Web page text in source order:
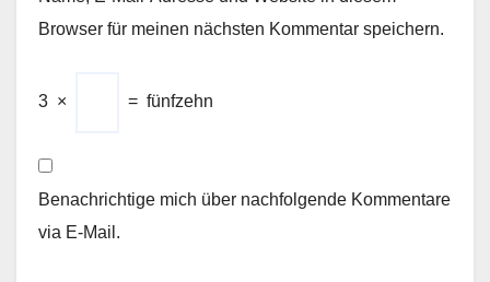
Browser für meinen nächsten Kommentar speichern.
3 × = fünfzehn
Benachrichtige mich über nachfolgende Kommentare
via E-Mail.